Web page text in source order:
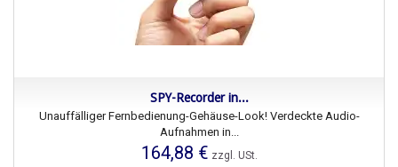
SPY-Recorder in...
Unauffälliger Fernbedienung-Gehäuse-Look! Verdeckte Audio-
Aufnahmen in...
164,88 € zzgl. USt.